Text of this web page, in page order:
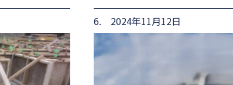
6. 2024年11月12日